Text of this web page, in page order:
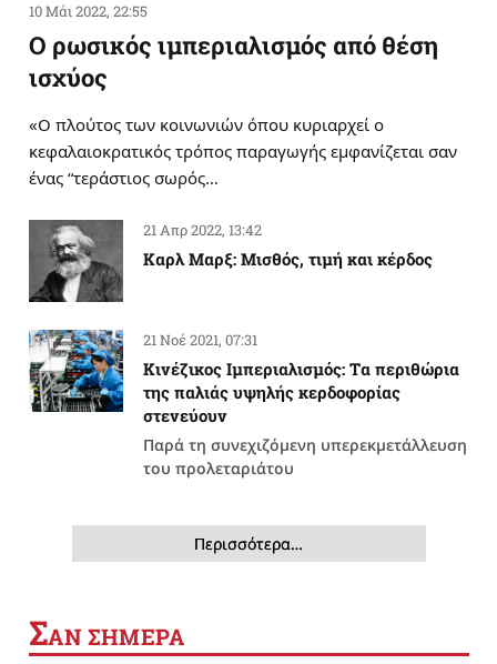
10 Μάι 2022, 22:55
Ο ρωσικός ιμπεριαλισμός από θέση
ισχύος
«Ο πλούτος των κοινωνιών όπου κυριαρχεί ο
κεφαλαιοκρατικός τρόπος παραγωγής εμφανίζεται σαν
ένας “τεράστιος σωρός…
21 Απρ 2022, 13:42
Καρλ Μαρξ: Μισθός, τιμή και κέρδος
21 Νοέ 2021, 07:31
Κινέζικος Ιμπεριαλισμός: Tα περιθώρια
της παλιάς υψηλής κερδοφορίας
στενεύουν
Παρά τη συνεχιζόμενη υπερεκμετάλλευση
του προλεταριάτου
Περισσότερα…
ΣΑΝ ΣΗΜΕΡΑ